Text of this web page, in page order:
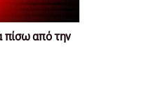
πίσω από την